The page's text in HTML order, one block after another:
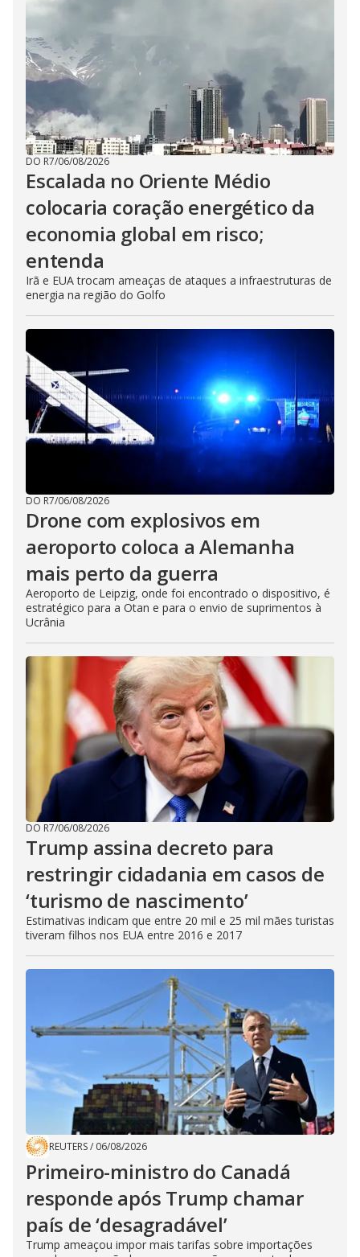
DO R7/06/08/2026
Escalada no Oriente Médio
colocaria coração energético da
economia global em risco;
entenda
Irã e EUA trocam ameaças de ataques a infraestruturas de
energia na região do Golfo
DO R7/06/08/2026
Drone com explosivos em
aeroporto coloca a Alemanha
mais perto da guerra
Aeroporto de Leipzig, onde foi encontrado o dispositivo, é
estratégico para a Otan e para o envio de suprimentos à
Ucrânia
DO R7/06/08/2026
Trump assina decreto para
restringir cidadania em casos de
‘turismo de nascimento’
Estimativas indicam que entre 20 mil e 25 mil mães turistas
tiveram filhos nos EUA entre 2016 e 2017
REUTERS/ 06/08/2026
Primeiro-ministro do Canadá
responde após Trump chamar
país de ‘desagradável’
Trump ameaçou impor mais tarifas sobre importações